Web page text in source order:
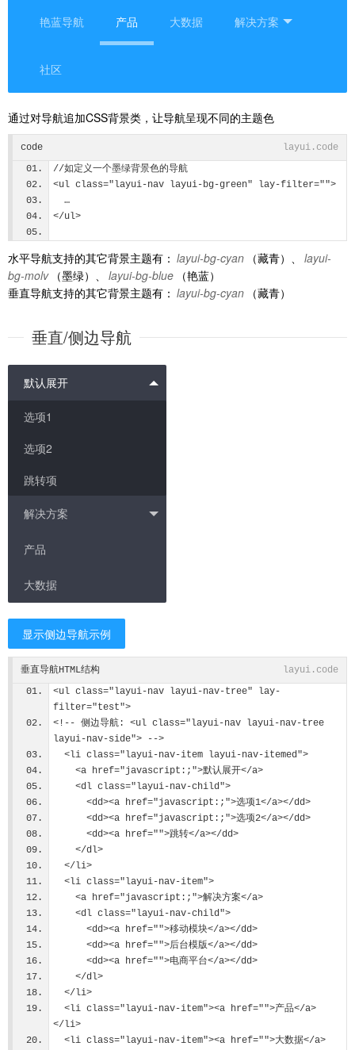
艳蓝导航 产品 大数据 解决方案
社区
通过对导航追加CSS背景类，让导航呈现不同的主题色
code
layui.code
//如定义一个墨绿背景色的导航
<ul class="layui-nav layui-bg-green" lay-filter="">
  …
</ul>
水平导航支持的其它背景主题有： layui-bg-cyan （藏青）、
layui-
bg-molv （墨绿）、 layui-bg-blue （艳蓝）
垂直导航支持的其它背景主题有： layui-bg-cyan （藏青）
垂直/侧边导航
默认展开
选项1
选项2
跳转项
解决方案
产品
大数据
显示侧边导航示例
垂直导航HTML结构
layui.code
<ul class="layui-nav layui-nav-tree" lay-
filter="test">
<!-- 侧边导航: <ul class="layui-nav layui-nav-tree
layui-nav-side"> -->
  <li class="layui-nav-item layui-nav-itemed">
    <a href="javascript:;">默认展开</a>
    <dl class="layui-nav-child">
      <dd><a href="javascript:;">选项1</a></dd>
      <dd><a href="javascript:;">选项2</a></dd>
      <dd><a href="">跳转</a></dd>
    </dl>
  </li>
  <li class="layui-nav-item">
    <a href="javascript:;">解决方案</a>
    <dl class="layui-nav-child">
      <dd><a href="">移动模块</a></dd>
      <dd><a href="">后台模版</a></dd>
      <dd><a href="">电商平台</a></dd>
    </dl>
  </li>
</li>